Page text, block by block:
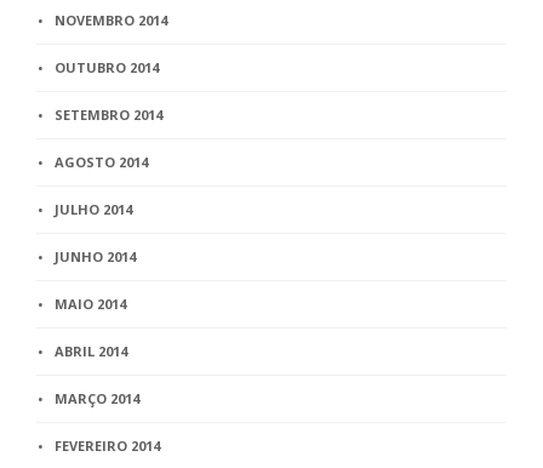
NOVEMBRO 2014
OUTUBRO 2014
SETEMBRO 2014
AGOSTO 2014
JULHO 2014
JUNHO 2014
MAIO 2014
ABRIL 2014
MARÇO 2014
FEVEREIRO 2014